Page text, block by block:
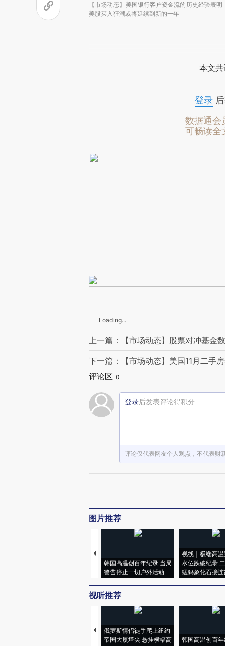
【市场动态】美国银行客户资金流的历史经验表明
美股买入狂潮或将延续到新的一年
本文共
登录后
数据通会
可畅读全
Loading...
上一篇：【市场动态】股票对冲基金
下一篇：【市场动态】美国11月二手
评论区 0
登录后发表评论得积分
评论仅代表网友个人观点，不代表财
图片推荐
韩国高温创百年纪录 当局
警告停止一切户外活动
视线｜极端高
水位跌破纪录
猛犸象化石接连
视听推荐
俄罗斯情侣徒手爬上纽约
帝国大厦塔尖 悬挂横幅高
韩国高温创百